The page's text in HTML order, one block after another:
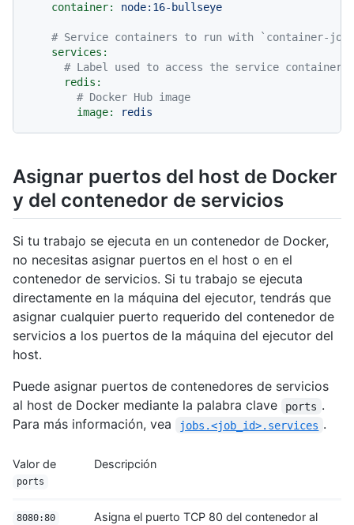
container:
node:16-bullseye
# Service containers to run with `container-job`
services:
# Label used to access the service container
redis:
# Docker Hub image
image:
redis
Asignar puertos del host de Docker
y del contenedor de servicios
Si tu trabajo se ejecuta en un contenedor de Docker,
no necesitas asignar puertos en el host o en el
contenedor de servicios. Si tu trabajo se ejecuta
directamente en la máquina del ejecutor, tendrás que
asignar cualquier puerto requerido del contenedor de
servicios a los puertos de la máquina del ejecutor del
host.
Puede asignar puertos de contenedores de servicios
al host de Docker mediante la palabra clave
ports .
Para más información, vea
jobs.<job_id>.services .
Valor de
ports
Descripción
8080:80
Asigna el puerto TCP 80 del contenedor al